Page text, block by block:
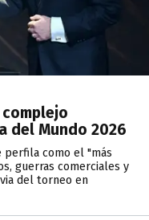
del Mundo 2026
perfila como el "más
guerras comerciales y
del torneo en